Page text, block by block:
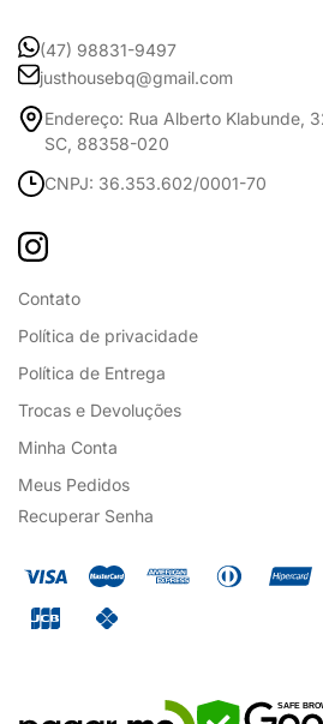
(47) 98831-9497
justhousebq@gmail.com
Endereço: Rua Alberto Klabunde,
SC, 88358-020
CNPJ: 36.353.602/0001-70
Contato
Política de privacidade
Política de Entrega
Trocas e Devoluções
Minha Conta
Meus Pedidos
Recuperar Senha
SAFE